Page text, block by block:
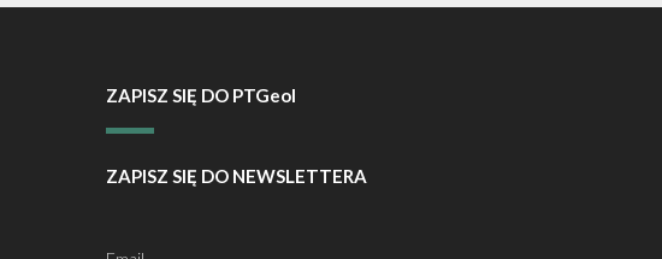
ZAPISZ SIĘ DO PTGeol
ZAPISZ SIĘ DO NEWSLETTERA